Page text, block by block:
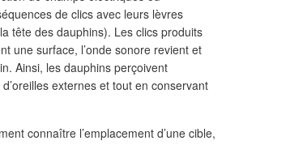
de clics avec leurs lèvres
tête des dauphins). Les clics produits
une surface, l’onde sonore revient et
Ainsi, les dauphins perçoivent
externes et tout en conservant
connaître l’emplacement d’une cible,